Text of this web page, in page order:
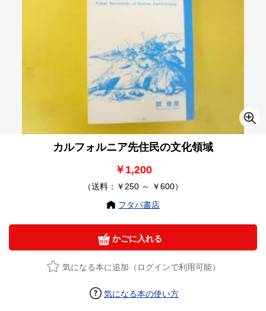
カルフォルニア先住民の文化領域
￥1,200
（送料：￥250 ～ ￥600）
フタバ書店
かごに入れる
気になる本に追加（ログインで利用可能）
気になる本の使い方